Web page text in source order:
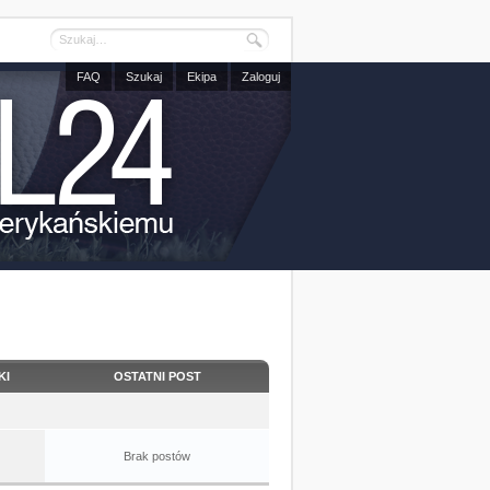
FAQ Szukaj Ekipa Zaloguj
OSTATNI POST
Brak postów